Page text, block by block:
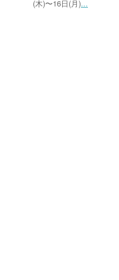
(木)〜16日(月)...